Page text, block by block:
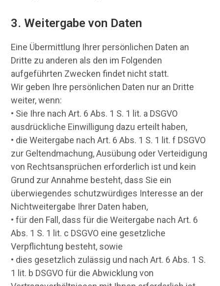
3. Weitergabe von Daten
Eine Übermittlung Ihrer persönlichen Daten an
Dritte zu anderen als den im Folgenden
aufgeführten Zwecken findet nicht statt.
Wir geben Ihre persönlichen Daten nur an Dritte
weiter, wenn:
• Sie Ihre nach Art. 6 Abs. 1 S. 1 lit. a DSGVO
ausdrückliche Einwilligung dazu erteilt haben,
• die Weitergabe nach Art. 6 Abs. 1 S. 1 lit. f DSGVO
zur Geltendmachung, Ausübung oder Verteidigung
von Rechtsansprüchen erforderlich ist und kein
Grund zur Annahme besteht, dass Sie ein
überwiegendes schutzwürdiges Interesse an der
Nichtweitergabe Ihrer Daten haben,
• für den Fall, dass für die Weitergabe nach Art. 6
Abs. 1 S. 1 lit. c DSGVO eine gesetzliche
Verpflichtung besteht, sowie
• dies gesetzlich zulässig und nach Art. 6 Abs. 1 S.
1 lit. b DSGVO für die Abwicklung von